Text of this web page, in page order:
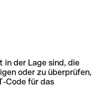
in der Lage sind, die
oder zu überprüfen,
Code für das